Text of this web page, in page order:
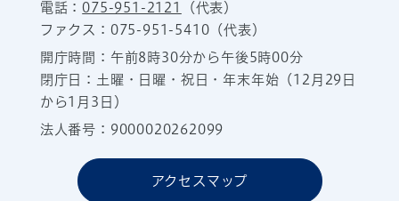
電話：075-951-2121
（代表）
ファクス：075-951-5410（代表）
開庁時間：午前8時30分から午後5時00分
閉庁日：土曜・日曜・祝日・年末年始（12月29日
から1月3日）
法人番号：9000020262099
アクセスマップ